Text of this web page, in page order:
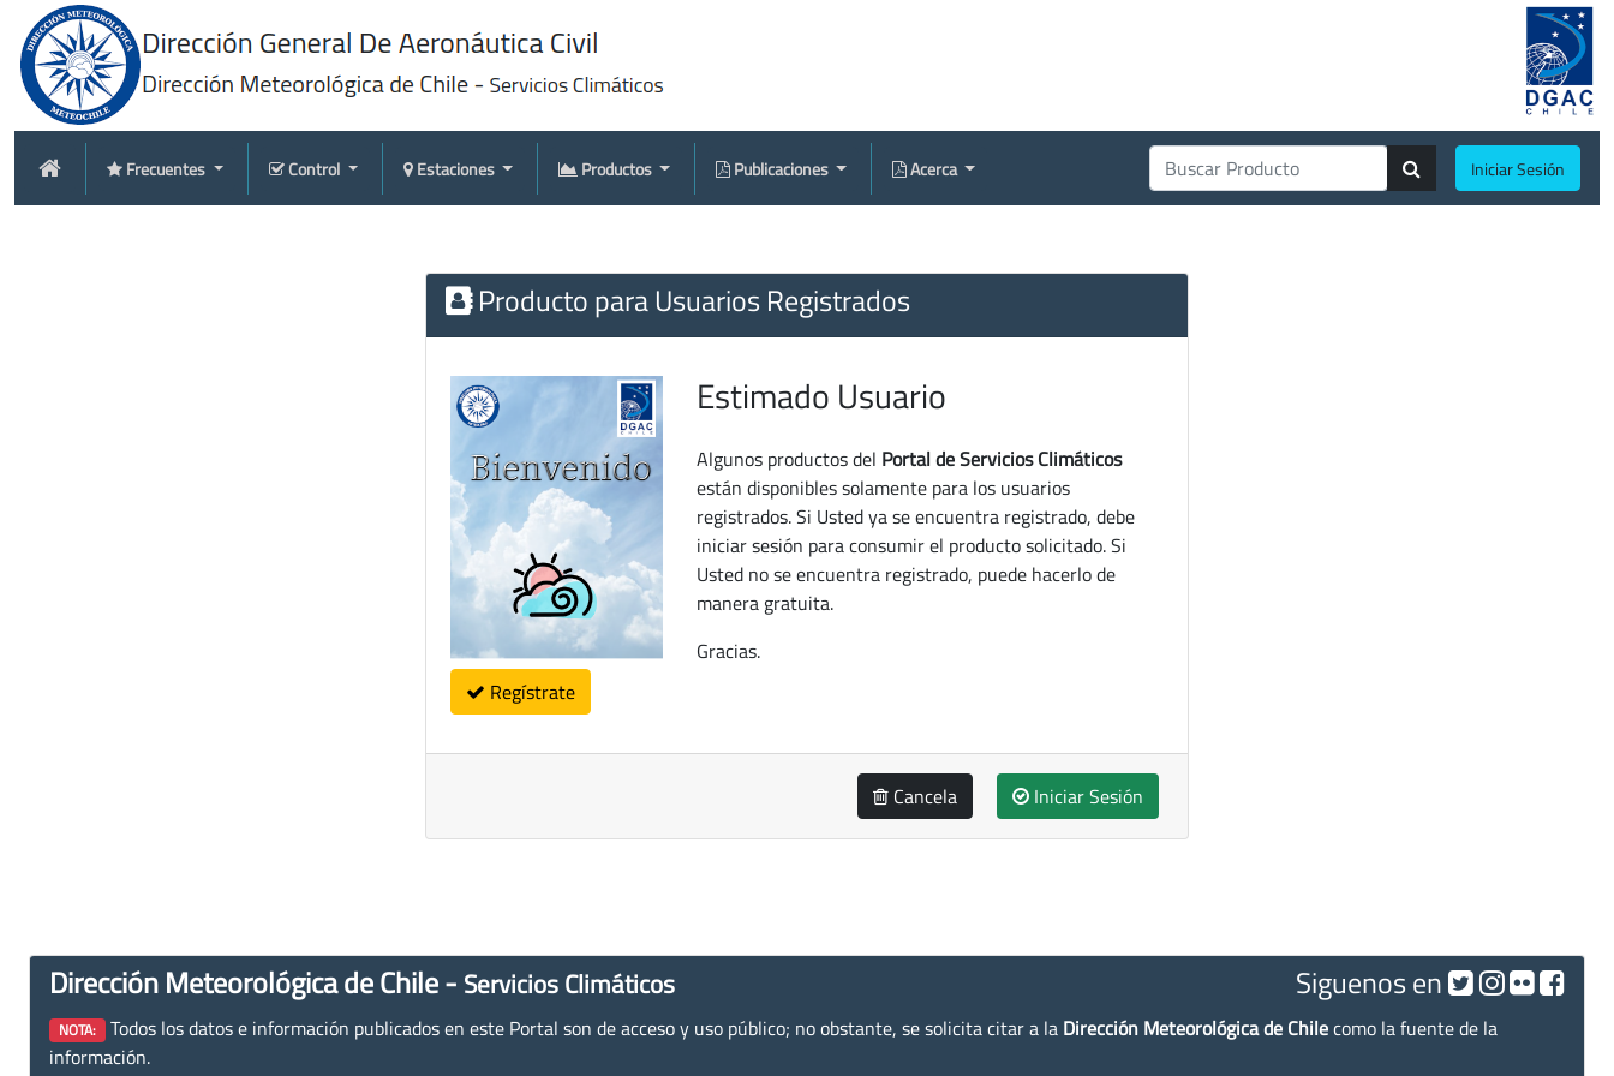
Frecuentes Control Estaciones Productos Publicaciones Acerca Iniciar Sesión
Producto para Usuarios Registrados
Regístrate
Estimado Usuario
Algunos productos del Portal de Servicios Climáticos
están disponibles solamente para los usuarios
registrados. Si Usted ya se encuentra registrado, debe
iniciar sesión para consumir el producto solicitado. Si
Usted no se encuentra registrado, puede hacerlo de
manera gratuita.
Gracias.
Cancela Iniciar Sesión
Dirección Meteorológica de Chile - Servicios Climáticos Siguenos en
NOTA: Todos los datos e información publicados en este Portal son de acceso y uso público; no obstante, se solicita citar a la Dirección Meteorológica de Chilecomo la fuente de la
información.